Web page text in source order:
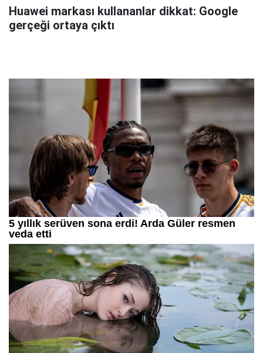
Huawei markası kullananlar dikkat: Google
gerçeği ortaya çıktı